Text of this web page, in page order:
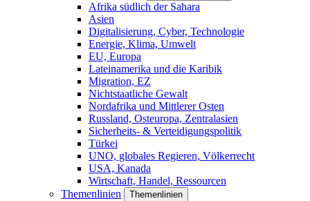
Afrika südlich der Sahara
Asien
Digitalisierung, Cyber, Technologie
Energie, Klima, Umwelt
EU, Europa
Lateinamerika und die Karibik
Migration, EZ
Nichtstaatliche Gewalt
Nordafrika und Mittlerer Osten
Russland, Osteuropa, Zentralasien
Sicherheits- & Verteidigungspolitik
Türkei
UNO, globales Regieren, Völkerrecht
USA, Kanada
Wirtschaft, Handel, Ressourcen
Themenlinien
Themenlinien